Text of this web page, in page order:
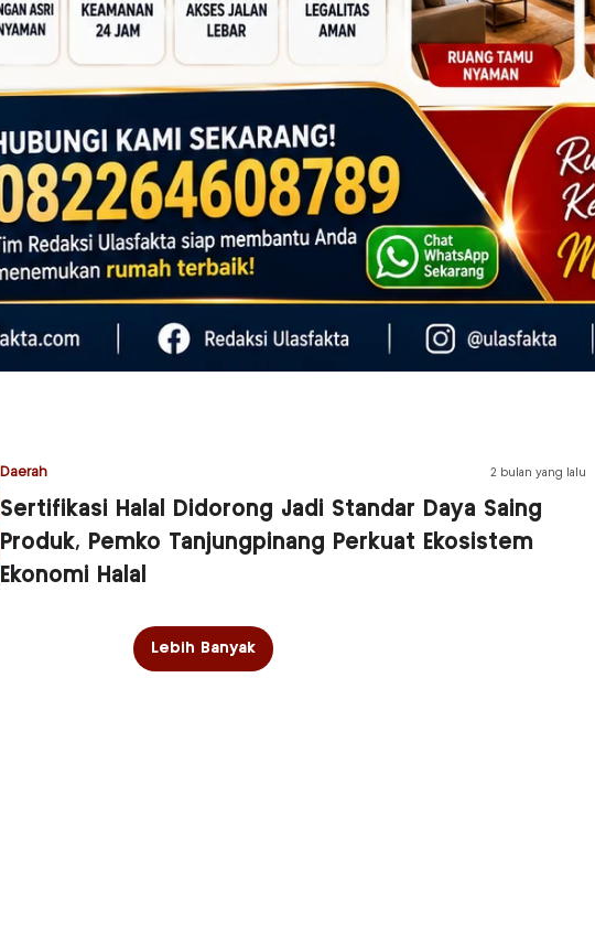
Daerah 2 bulan yang lalu
Sertifikasi Halal Didorong Jadi Standar Daya Saing
Produk, Pemko Tanjungpinang Perkuat Ekosistem
Ekonomi Halal
Lebih Banyak